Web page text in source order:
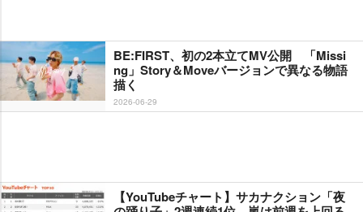
BE:FIRST、初の2本立てMV公開 「Missi
ng」Story＆Moveバージョンで異なる物語
描く
2026-06-29
【YouTubeチャート】サカナクション「夜